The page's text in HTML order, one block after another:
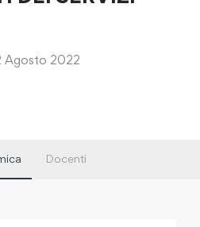
Agosto 2022
Docenti